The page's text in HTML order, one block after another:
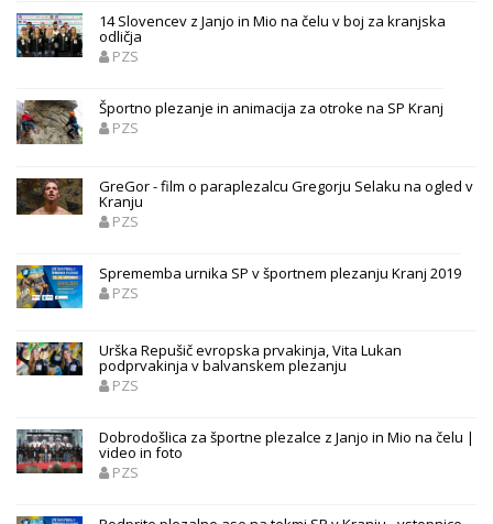
14 Slovencev z Janjo in Mio na čelu v boj za kranjska
odličja
PZS
Športno plezanje in animacija za otroke na SP Kranj
PZS
GreGor - film o paraplezalcu Gregorju Selaku na ogled v
Kranju
PZS
Sprememba urnika SP v športnem plezanju Kranj 2019
PZS
Urška Repušič evropska prvakinja, Vita Lukan
podprvakinja v balvanskem plezanju
PZS
Dobrodošlica za športne plezalce z Janjo in Mio na čelu |
video in foto
PZS